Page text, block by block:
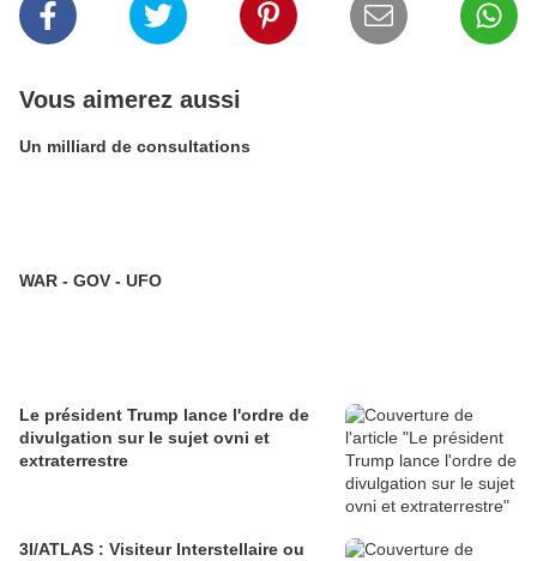
Vous aimerez aussi
Un milliard de consultations
WAR - GOV - UFO
Le président Trump lance l'ordre de
divulgation sur le sujet ovni et
extraterrestre
3I/ATLAS : Visiteur Interstellaire ou